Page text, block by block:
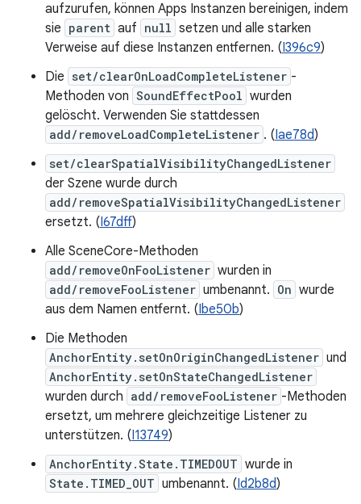
aufzurufen, können Apps Instanzen bereinigen, indem
sie parent auf null setzen und alle starken
Verweise auf diese Instanzen entfernen. (I396c9)
Die set/clearOnLoadCompleteListener -
Methoden von SoundEffectPool wurden
gelöscht. Verwenden Sie stattdessen
add/removeLoadCompleteListener . (Iae78d)
set/clearSpatialVisibilityChangedListener
der Szene wurde durch
add/removeSpatialVisibilityChangedListener
ersetzt. (I67dff)
Alle SceneCore-Methoden
add/removeOnFooListener wurden in
add/removeFooListener umbenannt. On wurde
aus dem Namen entfernt. (Ibe50b)
Die Methoden
AnchorEntity.setOnOriginChangedListener und
AnchorEntity.setOnStateChangedListener
wurden durch add/removeFooListener -Methoden
ersetzt, um mehrere gleichzeitige Listener zu
unterstützen. (I13749)
AnchorEntity.State.TIMEDOUT wurde in
State.TIMED_OUT umbenannt. (Id2b8d)